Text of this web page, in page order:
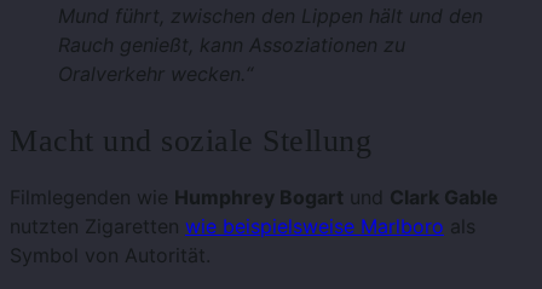
Mund führt, zwischen den Lippen hält und den
Rauch genießt, kann Assoziationen zu
Oralverkehr wecken.“
Macht und soziale Stellung
Filmlegenden wie Humphrey Bogart und Clark Gable
nutzten Zigaretten wie beispielsweise Marlboro als
Symbol von Autorität.